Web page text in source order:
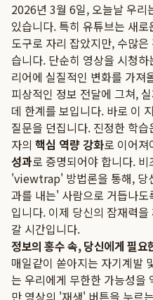
2026년 3월 6일, 오늘날 우리
있습니다. 특히 유튜브는 새
도구로 자리 잡았지만, 수많
습니다. 단순히 영상을 시청
리어에 실질적인 변화를 가져
피상적인 정보 전달에 그쳐,
데 한계를 보입니다. 바로 이
질문을 던집니다. 진정한 학
자의 핵심 역량 강화로 이어
성과로 증명되어야 합니다.
'viewtrap' 방법론을 통해, 당
과를 내는' 사람으로 거듭나
입니다. 이제 당신의 잠재력
갈 시간입니다.
정보의 홍수 속, 당신에게 필
매일같이 쏟아지는 자기계발
는 우리에게 무한한 가능성을
만 영상의 '재생' 버튼을 누르